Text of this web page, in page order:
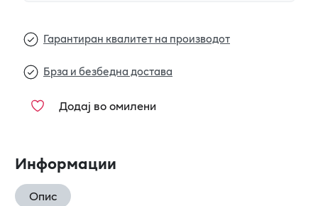
Гарантиран квалитет на производот
Брза и безбедна достава
Додај во омилени
Информации
Опис